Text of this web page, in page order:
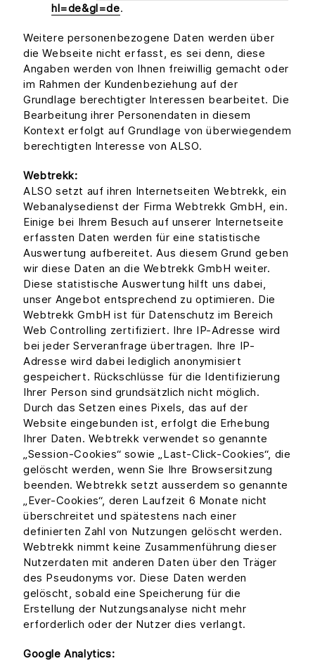
hl=de&gl=de.
Weitere personenbezogene Daten werden über
die Webseite nicht erfasst, es sei denn, diese
Angaben werden von Ihnen freiwillig gemacht oder
im Rahmen der Kundenbeziehung auf der
Grundlage berechtigter Interessen bearbeitet. Die
Bearbeitung ihrer Personendaten in diesem
Kontext erfolgt auf Grundlage von überwiegendem
berechtigten Interesse von ALSO.
Webtrekk:
ALSO setzt auf ihren Internetseiten Webtrekk, ein
Webanalysedienst der Firma Webtrekk GmbH, ein.
Einige bei Ihrem Besuch auf unserer Internetseite
erfassten Daten werden für eine statistische
Auswertung aufbereitet. Aus diesem Grund geben
wir diese Daten an die Webtrekk GmbH weiter.
Diese statistische Auswertung hilft uns dabei,
unser Angebot entsprechend zu optimieren. Die
Webtrekk GmbH ist für Datenschutz im Bereich
Web Controlling zertifiziert. Ihre IP-Adresse wird
bei jeder Serveranfrage übertragen. Ihre IP-
Adresse wird dabei lediglich anonymisiert
gespeichert. Rückschlüsse für die Identifizierung
Ihrer Person sind grundsätzlich nicht möglich.
Durch das Setzen eines Pixels, das auf der
Website eingebunden ist, erfolgt die Erhebung
Ihrer Daten. Webtrekk verwendet so genannte
„Session-Cookies“ sowie „Last-Click-Cookies“, die
gelöscht werden, wenn Sie Ihre Browsersitzung
beenden. Webtrekk setzt ausserdem so genannte
„Ever-Cookies“, deren Laufzeit 6 Monate nicht
überschreitet und spätestens nach einer
definierten Zahl von Nutzungen gelöscht werden.
Webtrekk nimmt keine Zusammenführung dieser
Nutzerdaten mit anderen Daten über den Träger
des Pseudonyms vor. Diese Daten werden
gelöscht, sobald eine Speicherung für die
Erstellung der Nutzungsanalyse nicht mehr
erforderlich oder der Nutzer dies verlangt.
Google Analytics: